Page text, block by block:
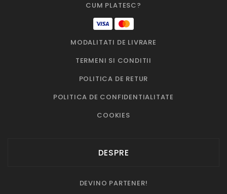
CUM PLATESC?
MODALITATI DE LIVRARE
TERMENI SI CONDITII
POLITICA DE RETUR
POLITICA DE CONFIDENTIALITATE
COOKIES
DESPRE
DEVINO PARTENER!